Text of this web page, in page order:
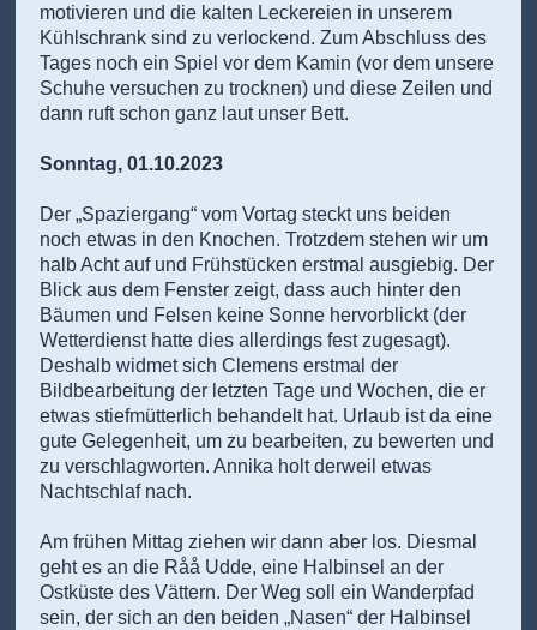
motivieren und die kalten Leckereien in unserem
Kühlschrank sind zu verlockend. Zum Abschluss des
Tages noch ein Spiel vor dem Kamin (vor dem unsere
Schuhe versuchen zu trocknen) und diese Zeilen und
dann ruft schon ganz laut unser Bett.
Sonntag, 01.10.2023
Der „Spaziergang“ vom Vortag steckt uns beiden
noch etwas in den Knochen. Trotzdem stehen wir um
halb Acht auf und Frühstücken erstmal ausgiebig. Der
Blick aus dem Fenster zeigt, dass auch hinter den
Bäumen und Felsen keine Sonne hervorblickt (der
Wetterdienst hatte dies allerdings fest zugesagt).
Deshalb widmet sich Clemens erstmal der
Bildbearbeitung der letzten Tage und Wochen, die er
etwas stiefmütterlich behandelt hat. Urlaub ist da eine
gute Gelegenheit, um zu bearbeiten, zu bewerten und
zu verschlagworten. Annika holt derweil etwas
Nachtschlaf nach.
Am frühen Mittag ziehen wir dann aber los. Diesmal
geht es an die Råå Udde, eine Halbinsel an der
Ostküste des Vättern. Der Weg soll ein Wanderpfad
sein, der sich an den beiden „Nasen“ der Halbinsel